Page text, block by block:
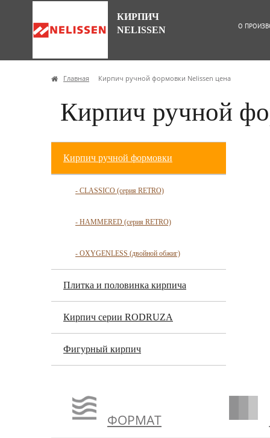
КИРПИЧ
NELISSEN
О
Главная Кирпич ручной формовки Nelissen цена
Кирпич ручной
Кирпич ручной формовки
- CLASSICO (серия RETRO)
- HAMMERED (серия RETRO)
- OXYGENLESS (двойной обжиг)
Плитка и половинка кирпича
Кирпич серии RODRUZA
Фигурный кирпич
ФОРМАТ